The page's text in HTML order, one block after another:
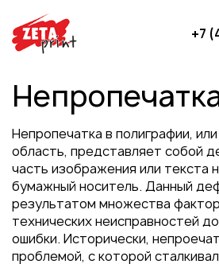
Брошюры
Игральные
Каталоги
Листовки
Книги
Папки
+7
Непропечатка в полиграфии,
область, представляет собой
часть изображения или текста
бумажный носитель. Данный
результатом множества
технических неисправностей
ошибки. Исторически,
проблемой, с которой